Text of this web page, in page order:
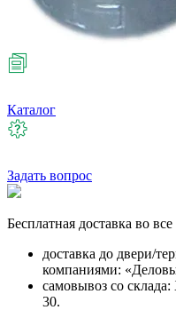
Каталог
Задать вопрос
Бесплатная доставка во
доставка до двери/
компаниями:
самовывоз со
30.